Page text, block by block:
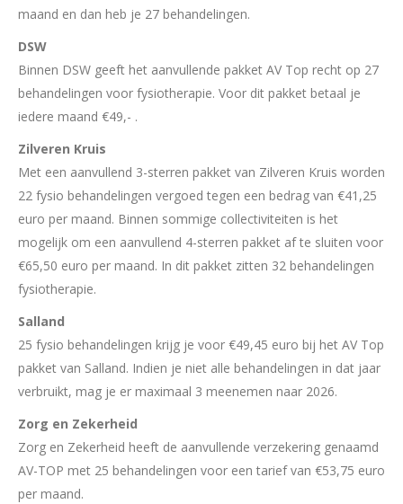
maand en dan heb je 27 behandelingen.
DSW
Binnen DSW geeft het aanvullende pakket AV Top recht op 27
behandelingen voor fysiotherapie. Voor dit pakket betaal je
iedere maand €49,- .
Zilveren Kruis
Met een aanvullend 3-sterren pakket van Zilveren Kruis worden
22 fysio behandelingen vergoed tegen een bedrag van €41,25
euro per maand. Binnen sommige collectiviteiten is het
mogelijk om een aanvullend 4-sterren pakket af te sluiten voor
€65,50 euro per maand. In dit pakket zitten 32 behandelingen
fysiotherapie.
Salland
25 fysio behandelingen krijg je voor €49,45 euro bij het AV Top
pakket van Salland. Indien je niet alle behandelingen in dat jaar
verbruikt, mag je er maximaal 3 meenemen naar 2026.
Zorg en Zekerheid
Zorg en Zekerheid heeft de aanvullende verzekering genaamd
AV-TOP met 25 behandelingen voor een tarief van €53,75 euro
per maand.